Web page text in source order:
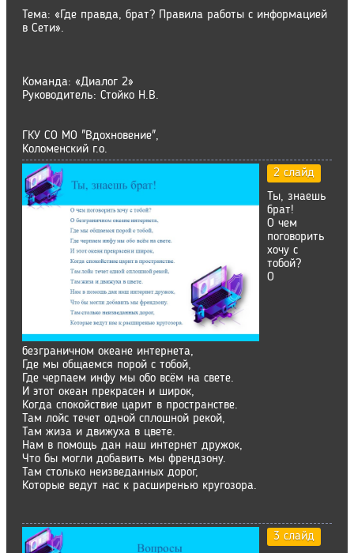
Тема: «Где правда, брат? Правила работы с информацией
в Сети».
Команда: «Диалог 2»
Руководитель: Стойко Н.В.
ГКУ СО МО "Вдохновение",
Коломенский г.о.
2 слайд
Ты, знаешь
брат!
О чем
поговорить
хочу с
тобой?
О
безграничном океане интернета,
Где мы общаемся порой с тобой,
Где черпаем инфу мы обо всём на свете.
И этот океан прекрасен и широк,
Когда спокойствие царит в пространстве.
Там лойс течет одной сплошной рекой,
Там жиза и движуха в цвете.
Нам в помощь дан наш интернет дружок,
Что бы могли добавить мы френдзону.
Там столько неизведанных дорог,
Которые ведут нас к расширенью кругозора.
3 слайд